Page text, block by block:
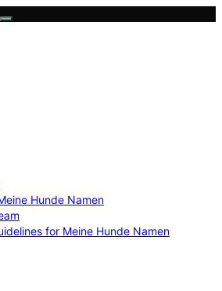
Hunde Namen
for Meine Hunde Namen